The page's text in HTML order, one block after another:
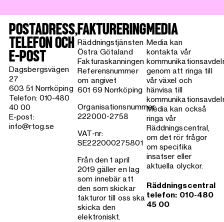
POSTADRESS,
TELEFON OCH
E-POST
Dagsbergsvägen
27
603 51 Norrköping
Telefon: 010-480
40 00
E-post:
info@rtog.se
FAKTURERING
Räddningstjänsten
Östra Götaland
Fakturaskanningen
Referensnummer
om angivet
601 69 Norrköping
Organisationsnummer:
222000-2758
VAT-nr:
SE222000275801
Från den 1 april
2019 gäller en lag
som innebär att
den som skickar
fakturor till oss ska
skicka den
elektroniskt.
MEDIA
Media kan
kontakta vår
genom att ringa till
vår växel och
hänvisa till
Media kan också
ringa vår
Räddningscentral,
om det rör frågor
om specifika
insatser eller
aktuella olyckor.
Räddningscentral
telefon: 010-480
45 00